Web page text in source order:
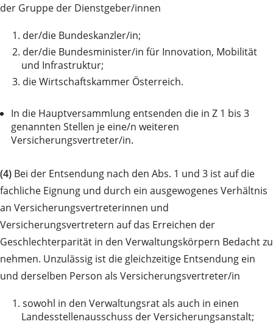
der Gruppe der Dienstgeber/innen
1. der/die Bundeskanzler/in;
2. der/die Bundesminister/in für Innovation, Mobilität
und Infrastruktur;
3. die Wirtschaftskammer Österreich.
In die Hauptversammlung entsenden die in Z 1 bis 3
genannten Stellen je eine/n weiteren
Versicherungsvertreter/in.
(4) Bei der Entsendung nach den Abs. 1 und 3 ist auf die
fachliche Eignung und durch ein ausgewogenes Verhältnis
an Versicherungsvertreterinnen und
Versicherungsvertretern auf das Erreichen der
Geschlechterparität in den Verwaltungskörpern Bedacht zu
nehmen. Unzulässig ist die gleichzeitige Entsendung ein
und derselben Person als Versicherungsvertreter/in
1. sowohl in den Verwaltungsrat als auch in einen
Landesstellenausschuss der Versicherungsanstalt;